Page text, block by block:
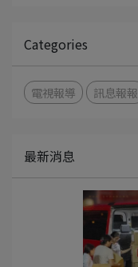
Categories
電視報導 訊息報報
最新消息